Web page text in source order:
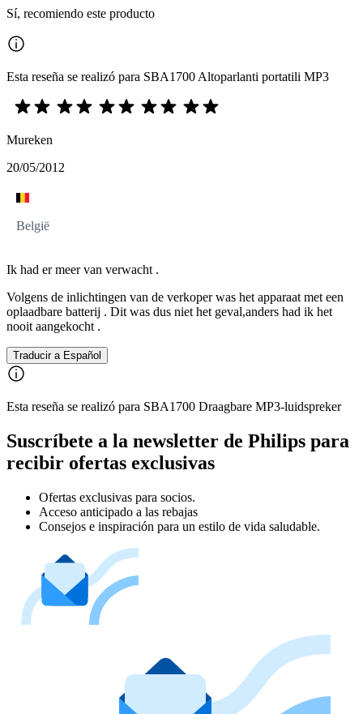
Sí, recomiendo este producto
Esta reseña se realizó para SBA1700 Altoparlanti portatili MP3
Mureken
20/05/2012
België
Ik had er meer van verwacht .
Volgens de inlichtingen van de verkoper was het apparaat met een
oplaadbare batterij . Dit was dus niet het geval,anders had ik het
nooit aangekocht .
Traducir a Español
Esta reseña se realizó para SBA1700 Draagbare MP3-luidspreker
Suscríbete a la newsletter de Philips para
recibir ofertas exclusivas
Ofertas exclusivas para socios.
Acceso anticipado a las rebajas
Consejos e inspiración para un estilo de vida saludable.